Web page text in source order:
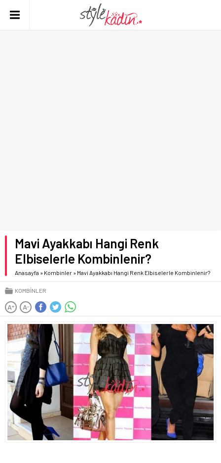
Mavi Ayakkabı Hangi Renk
Elbiselerle Kombinlenir?
Anasayfa » Kombinler » Mavi Ayakkabı Hangi Renk Elbiselerle Kombinlenir?
KOMBINLER
A+ A-